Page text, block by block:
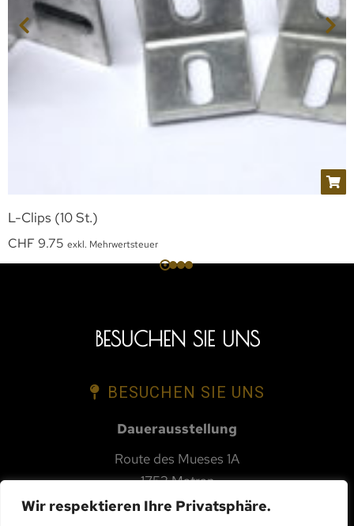
Wir respektieren Ihre Privatsphäre.
L-Clips (10 St.)
CHF 9.75 exkl. Mehrwertsteuer
BESUCHEN SIE UNS
BESUCHEN SIE UNS
Dauerausstellung
Route des Mueses 1A
1753 Matran